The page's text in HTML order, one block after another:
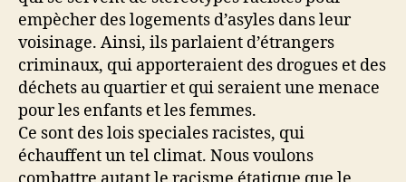
empècher des logements d’asyles dans leur
voisinage. Ainsi, ils parlaient d’étrangers
criminaux, qui apporteraient des drogues et des
déchets au quartier et qui seraient une menace
pour les enfants et les femmes.
Ce sont des lois speciales racistes, qui
échauffent un tel climat. Nous voulons